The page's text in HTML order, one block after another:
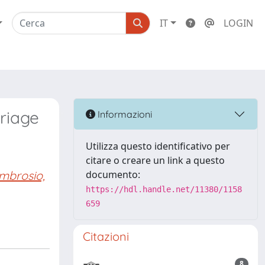
IT LOGIN
Informazioni
Utilizza questo identificativo per
citare o creare un link a questo
documento:
https://hdl.handle.net/11380/1158
659
Citazioni